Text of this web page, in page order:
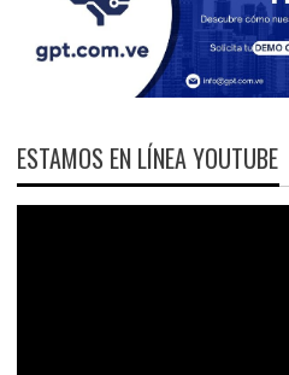
ESTAMOS EN LÍNEA YOUTUBE